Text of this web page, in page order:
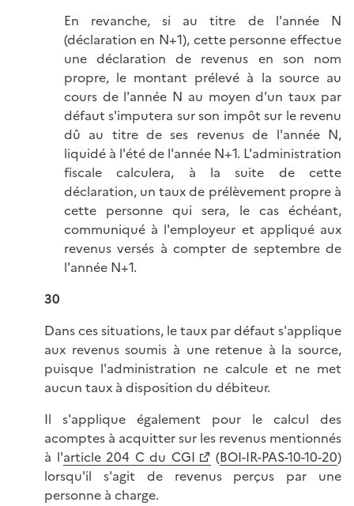
En revanche, si au titre de l'année N
(déclaration en N+1), cette personne effectue
une déclaration de revenus en son nom
propre, le montant prélevé à la source au
cours de l'année N au moyen d'un taux par
défaut s'imputera sur son impôt sur le revenu
dû au titre de ses revenus de l'année N,
liquidé à l'été de l'année N+1. L'administration
fiscale calculera, à la suite de cette
déclaration, un taux de prélèvement propre à
cette personne qui sera, le cas échéant,
communiqué à l'employeur et appliqué aux
revenus versés à compter de septembre de
l'année N+1.
30
Dans ces situations, le taux par défaut s'applique
aux revenus soumis à une retenue à la source,
puisque l'administration ne calcule et ne met
aucun taux à disposition du débiteur.
Il s'applique également pour le calcul des
acomptes à acquitter sur les revenus mentionnés
à l'article 204 C du CGI (BOI-IR-PAS-10-10-20)
lorsqu'il s'agit de revenus perçus par une
personne à charge.